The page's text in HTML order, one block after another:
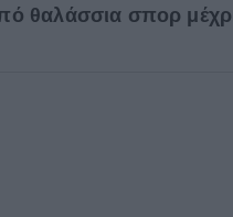
θαλάσσια σπορ μέχρι